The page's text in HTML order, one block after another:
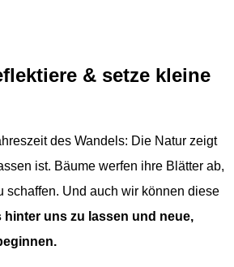
& setze kleine
des Wandels: Die Natur zeigt
ist. Bäume werfen ihre Blätter ab,
schaffen. Und auch wir können diese
hinter uns zu lassen und neue,